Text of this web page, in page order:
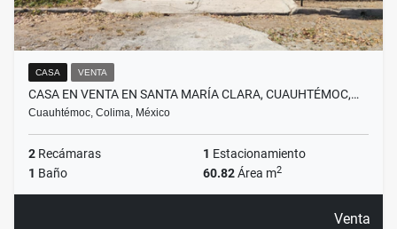
CASA VENTA
CASA EN VENTA EN SANTA MARÍA CLARA, CUAUHTÉMOC,…
Cuauhtémoc, Colima, México
2 Recámaras 1 Estacionamiento
1 Baño 60.82Área m2
Venta